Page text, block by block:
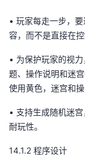
• 玩家每走一步，
容，而不是直接在
• 为保护玩家的视
题、操作说明和迷
使用黄色，迷宫和
• 支持生成随机迷
耐玩性。
14.1.2 程序设计